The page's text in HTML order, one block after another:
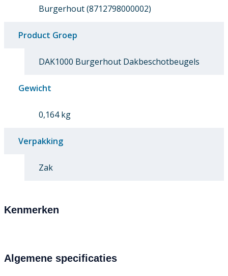
Burgerhout (8712798000002)
Product Groep
DAK1000 Burgerhout Dakbeschotbeugels
Gewicht
0,164 kg
Verpakking
Zak
Kenmerken
Algemene specificaties